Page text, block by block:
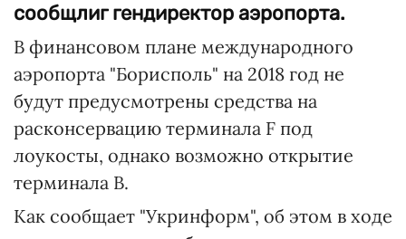
сообщлиг гендиректор аэропорта.
В финансовом плане международного
аэропорта "Борисполь" на 2018 год не
будут предусмотрены средства на
расконсервацию терминала F под
лоукосты, однако возможно открытие
терминала В.
Как сообщает "Укринформ", об этом в ходе